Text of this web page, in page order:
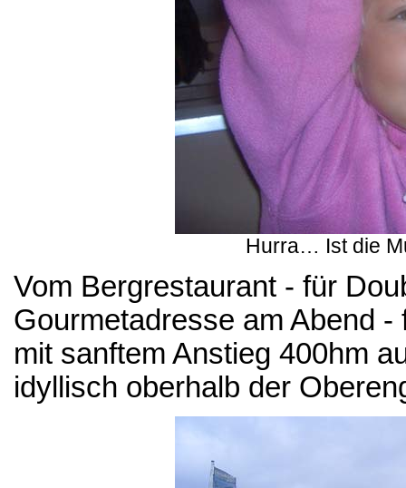
Hurra… Ist die
Vom Bergrestaurant - für
Gourmetadresse am Abend
mit sanftem Anstieg 400hm
idyllisch oberhalb der